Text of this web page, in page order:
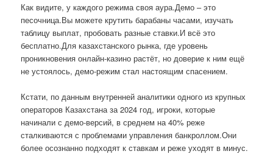
Как видите, у каждого режима своя аура.Демо – это
песочница.Вы можете крутить барабаны часами, изучать
таблицу выплат, пробовать разные ставки.И всё это
бесплатно.Для казахстанского рынка, где уровень
проникновения онлайн-казино растёт, но доверие к ним ещё
не устоялось, демо-режим стал настоящим спасением.
Кстати, по данным внутренней аналитики одного из крупных
операторов Казахстана за 2024 год, игроки, которые
начинали с демо-версий, в среднем на 40% реже
сталкиваются с проблемами управления банкроллом.Они
более осознанно подходят к ставкам и реже уходят в минус.